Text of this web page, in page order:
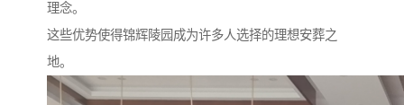
理念。
这些优势使得锦辉陵园成为许多人选择的理想安葬之
地。